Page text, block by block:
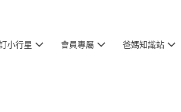
小行星 會員專屬 爸媽知識站